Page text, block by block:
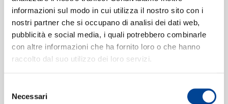
informazioni sul modo in cui utilizza il nostro sito con i
nostri partner che si occupano di analisi dei dati web,
pubblicità e social media, i quali potrebbero combinarle
con altre informazioni che ha fornito loro o che hanno
raccolto dal suo utilizzo dei loro servizi.
delNecessari
Formati disponibili:
UPC:00602438418596
CONTATTI
NEWSLETTER